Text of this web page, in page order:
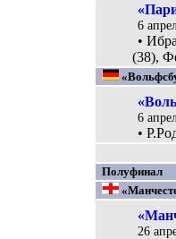
6
•
(38),
6
•
Полуфинал
26